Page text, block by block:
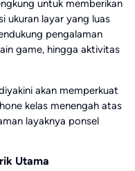
untuk memberikan
ukuran layar yang luas
pengalaman
game, hingga aktivitas
akan memperkuat
kelas menengah atas
layaknya ponsel
Utama